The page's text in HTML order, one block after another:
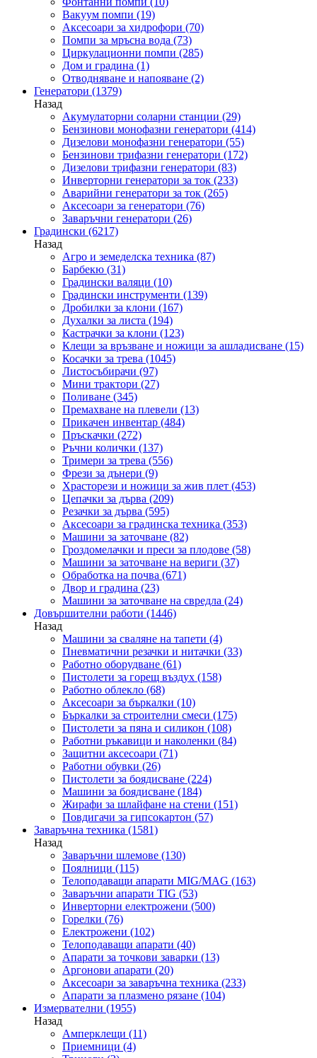
Вакуум помпи (19)
Аксесоари за хидрофори (70)
Помпи за мръсна вода (73)
Циркулационни помпи (285)
Дом и градина (1)
Отводняване и напояване (2)
Генератори (1379)
Назад
Акумулаторни соларни станции (29)
Бензинови монофазни генератори (414)
Дизелови монофазни генератори (55)
Бензинови трифазни генератори (172)
Дизелови трифазни генератори (83)
Инверторни генератори за ток (233)
Аварийни генератори за ток (265)
Аксесоари за генератори (76)
Заваръчни генератори (26)
Градински (6217)
Назад
Агро и земеделска техника (87)
Барбекю (31)
Градински валяци (10)
Градински инструменти (139)
Дробилки за клони (167)
Духалки за листа (194)
Кастрачки за клони (123)
Клещи за връзване и ножици за ашладисване (15)
Косачки за трева (1045)
Листосъбирачи (97)
Мини трактори (27)
Поливане (345)
Премахване на плевели (13)
Прикачен инвентар (484)
Пръскачки (272)
Ръчни колички (137)
Тримери за трева (556)
Фрези за дънери (9)
Храсторези и ножици за жив плет (453)
Цепачки за дърва (209)
Резачки за дърва (595)
Аксесоари за градинска техника (353)
Машини за заточване (82)
Гроздомелачки и преси за плодове (58)
Машини за заточване на вериги (37)
Обработка на почва (671)
Двор и градина (23)
Машини за заточване на свредла (24)
Довършителни работи (1446)
Назад
Машини за сваляне на тапети (4)
Пневматични резачки и нитачки (33)
Работно оборудване (61)
Пистолети за горещ въздух (158)
Работно облекло (68)
Аксесоари за бъркалки (10)
Бъркалки за строителни смеси (175)
Пистолети за пяна и силикон (108)
Работни ръкавици и наколенки (84)
Защитни аксесоари (71)
Работни обувки (26)
Пистолети за боядисване (224)
Машини за боядисване (184)
Жирафи за шлайфане на стени (151)
Повдигачи за гипсокартон (57)
Заваръчна техника (1581)
Назад
Заваръчни шлемове (130)
Поялници (115)
Телоподаващи апарати MIG/MAG (163)
Заваръчни апарати TIG (53)
Инверторни електрожени (500)
Горелки (76)
Електрожени (102)
Телоподаващи апарати (40)
Апарати за точкови заварки (13)
Аргонови апарати (20)
Аксесоари за заваръчна техника (233)
Апарати за плазмено рязане (104)
Измервателни (1955)
Назад
Амперклещи (11)
Приемници (4)